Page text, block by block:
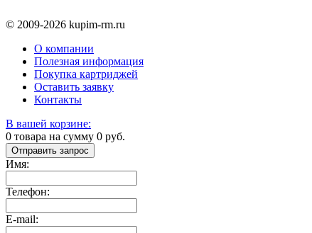
© 2009-2026 kupim-rm.ru
О компании
Полезная информация
Покупка картриджей
Оставить заявку
Контакты
В вашей корзине:
0 товара на сумму 0 руб.
Отправить запрос
Имя:
Телефон:
E-mail: